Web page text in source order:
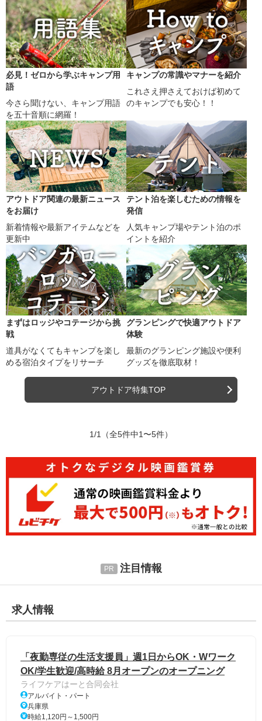
必見！ゼロから学ぶキャンプ用
語
今さら聞けない、キャンプ用語
を五十音順に網羅！
キャンプの常識やマナーを紹介
これさえ押さえておけば初めて
のキャンプでも安心！！
アウトドア関連の最新ニュース
をお届け
新着情報や最新アイテムなどを
更新中
テント泊を楽しむための情報を
発信
人気キャンプ場やテント泊のポ
イントを紹介
まずはロッジやコテージから挑
戦
道具がなくてもキャンプを楽し
める宿泊タイプをリサーチ
グランピングで快適アウトドア
体験
最新のグランピング施設や便利
グッズを徹底取材！
アウトドア特集TOP
1/1 （全5件中1〜5件）
注目情報
求人情報
「夜勤専従の生活支援員」週1日からOK・Wワーク
OK/学生歓迎/高時給 8月オープンのオープニング
ライフケアはーと合同会社
アルバイト・パート
兵庫県
時給1,120円～1,500円